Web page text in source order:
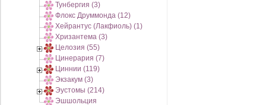
Тунбергия (3)
Флокс Друммонда (12)
Хейрантус (Лакфиоль) (1)
Хризантема (3)
Целозия (55)
Цинерария (7)
Циннии (119)
Экзакум (3)
Эустомы (214)
Эшшольция